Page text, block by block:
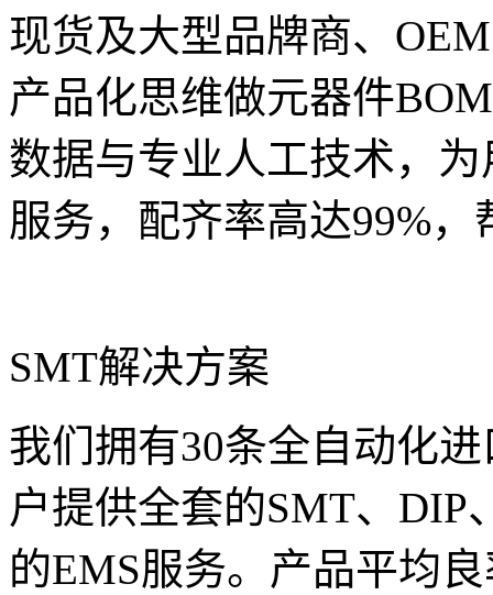
现货及大型品牌商、
产品化思维做元器件
数据与专业人工技术，
服务，配齐率高达99%
SMT解决方案
我们拥有30条全自动化
户提供全套的SMT、DIP
的EMS服务。产品平均